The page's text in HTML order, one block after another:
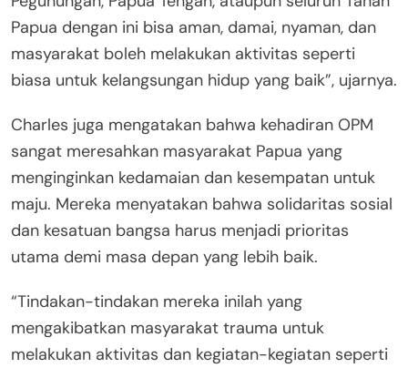
Papua dengan ini bisa aman, damai, nyaman, dan
masyarakat boleh melakukan aktivitas seperti
biasa untuk kelangsungan hidup yang baik”, ujarnya.
Charles juga mengatakan bahwa kehadiran OPM
sangat meresahkan masyarakat Papua yang
menginginkan kedamaian dan kesempatan untuk
maju. Mereka menyatakan bahwa solidaritas sosial
dan kesatuan bangsa harus menjadi prioritas
utama demi masa depan yang lebih baik.
“Tindakan-tindakan mereka inilah yang
mengakibatkan masyarakat trauma untuk
melakukan aktivitas dan kegiatan-kegiatan seperti